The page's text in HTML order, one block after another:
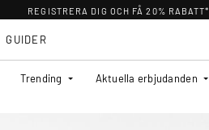
REGISTRERA DIG OCH FÅ 20% RABATT*
Trending Aktuella erbjudanden
GUIDER